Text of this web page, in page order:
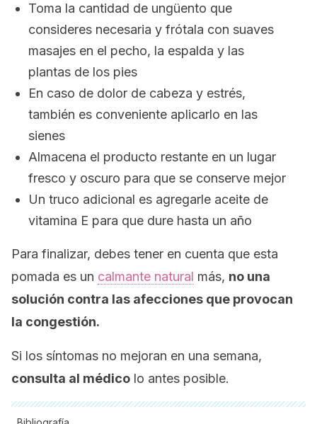
Toma la cantidad de ungüento que
consideres necesaria y frótala con suaves
masajes en el pecho, la espalda y las
plantas de los pies
En caso de dolor de cabeza y estrés,
también es conveniente aplicarlo en las
sienes
Almacena el producto restante en un lugar
fresco y oscuro para que se conserve mejor
Un truco adicional es agregarle aceite de
vitamina E para que dure hasta un año
Para finalizar, debes tener en cuenta que esta
pomada es un calmante natural más, no una
solución contra las afecciones que provocan
la congestión.
Si los síntomas no mejoran en una semana,
consulta al médico lo antes posible.